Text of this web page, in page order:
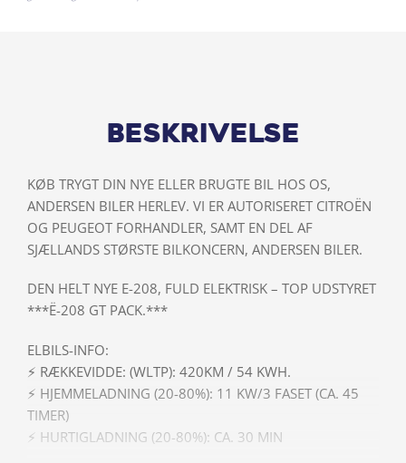
Beskrivelse
KØB TRYGT DIN NYE ELLER BRUGTE BIL HOS OS,
ANDERSEN BILER HERLEV. VI ER AUTORISERET CITROËN
OG PEUGEOT FORHANDLER, SAMT EN DEL AF
SJÆLLANDS STØRSTE BILKONCERN, ANDERSEN BILER.
DEN HELT NYE E-208, FULD ELEKTRISK – TOP UDSTYRET
***Ë-208 GT PACK.***
ELBILS-INFO:
⚡ RÆKKEVIDDE: (WLTP): 420KM / 54 KWH.
⚡ HJEMMELADNING (20-80%): 11 KW/3 FASET (CA. 45
TIMER)
⚡ HURTIGLADNING (20-80%): CA. 30 MIN